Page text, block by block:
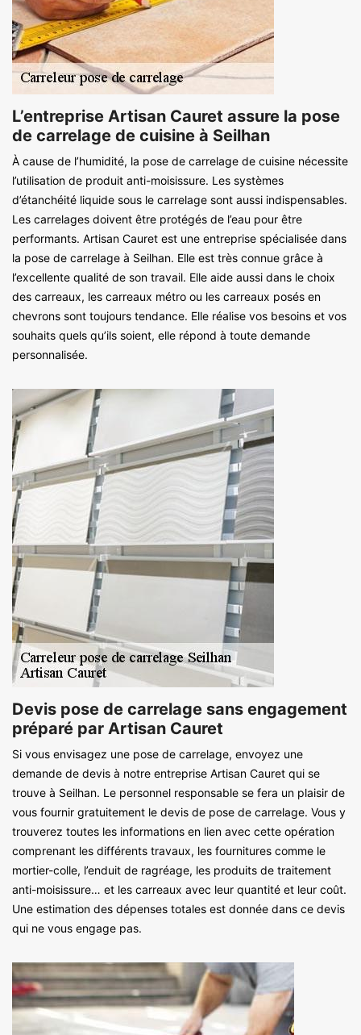
L’entreprise Artisan Cauret assure la pose
de carrelage de cuisine à Seilhan
À cause de l’humidité, la pose de carrelage de cuisine nécessite
l’utilisation de produit anti-moisissure. Les systèmes
d’étanchéité liquide sous le carrelage sont aussi indispensables.
Les carrelages doivent être protégés de l’eau pour être
performants. Artisan Cauret est une entreprise spécialisée dans
la pose de carrelage à Seilhan. Elle est très connue grâce à
l’excellente qualité de son travail. Elle aide aussi dans le choix
des carreaux, les carreaux métro ou les carreaux posés en
chevrons sont toujours tendance. Elle réalise vos besoins et vos
souhaits quels qu’ils soient, elle répond à toute demande
personnalisée.
Devis pose de carrelage sans engagement
préparé par Artisan Cauret
Si vous envisagez une pose de carrelage, envoyez une
demande de devis à notre entreprise Artisan Cauret qui se
trouve à Seilhan. Le personnel responsable se fera un plaisir de
vous fournir gratuitement le devis de pose de carrelage. Vous y
trouverez toutes les informations en lien avec cette opération
comprenant les différents travaux, les fournitures comme le
mortier-colle, l’enduit de ragréage, les produits de traitement
anti-moisissure… et les carreaux avec leur quantité et leur coût.
Une estimation des dépenses totales est donnée dans ce devis
qui ne vous engage pas.